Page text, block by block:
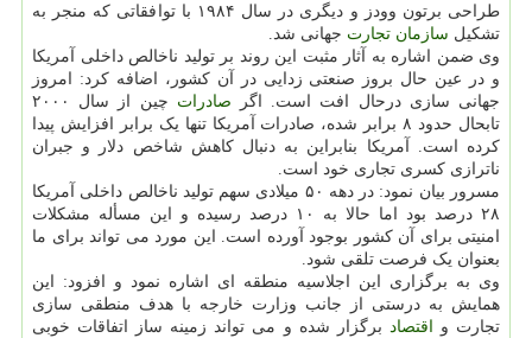
طراحی برتون وودز و دیگری در سال ۱۹۸۴ با توافقاتی که منجر به
تشکیل سازمان تجارت جهانی شد.
وی ضمن اشاره به آثار مثبت این روند بر تولید ناخالص داخلی آمریکا
و در عین حال بروز صنعتی زدایی در آن کشور، اضافه کرد: امروز
جهانی سازی درحال افت است. اگر صادرات
چین از سال ۲۰۰۰
تابحال حدود ۸ برابر شده، صادرات آمریکا تنها یک برابر افزایش پیدا
کرده است. آمریکا بنابراین به دنبال کاهش شاخص دلار و جبران
ناترازی کسری تجاری خود است.
مسرور بیان نمود: در دهه ۵۰ میلادی سهم تولید ناخالص داخلی آمریکا
۲۸ درصد بود اما حالا به ۱۰ درصد رسیده و این مسأله مشکلات
امنیتی برای آن کشور بوجود آورده است. این مورد می تواند برای ما
بعنوان یک فرصت تلقی شود.
وی به برگزاری این اجلاسیه منطقه ای اشاره نمود و افزود: این
همایش به درستی از جانب وزارت خارجه با هدف منطقی سازی
تجارت و اقتصاد برگزار شده و می تواند زمینه ساز اتفاقات خوبی